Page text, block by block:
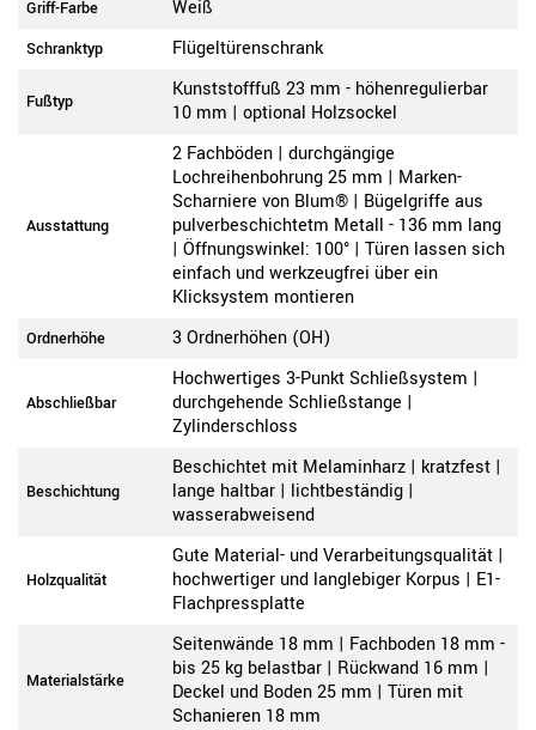
Griff-Farbe Weiß
Schranktyp Flügeltürenschrank
Fußtyp
Kunststofffuß 23 mm - höhenregulierbar
10 mm | optional Holzsockel
Ausstattung
2 Fachböden | durchgängige
Lochreihenbohrung 25 mm | Marken-
Scharniere von Blum® | Bügelgriffe aus
pulverbeschichtetm Metall - 136 mm lang
| Öffnungswinkel: 100° | Türen lassen sich
einfach und werkzeugfrei über ein
Klicksystem montieren
Ordnerhöhe 3 Ordnerhöhen (OH)
Abschließbar
Hochwertiges 3-Punkt Schließsystem |
durchgehende Schließstange |
Zylinderschloss
Beschichtung
Beschichtet mit Melaminharz | kratzfest |
lange haltbar | lichtbeständig |
wasserabweisend
Holzqualität
Gute Material- und Verarbeitungsqualität |
hochwertiger und langlebiger Korpus | E1-
Flachpressplatte
Materialstärke
Seitenwände 18 mm | Fachboden 18 mm -
bis 25 kg belastbar | Rückwand 16 mm |
Deckel und Boden 25 mm | Türen mit
Schanieren 18 mm